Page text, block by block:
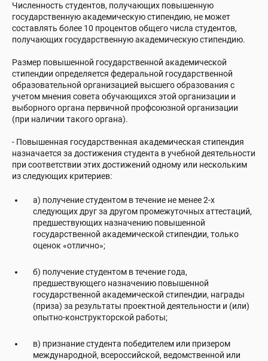
Численность студентов, получающих повышенную
государственную академическую стипендию, не может
составлять более 10 процентов общего числа студентов,
получающих государственную академическую стипендию.
Размер повышенной государственной академической
стипендии определяется федеральной государственной
образовательной организацией высшего образования с
учетом мнения совета обучающихся этой организации и
выборного органа первичной профсоюзной организации
(при наличии такого органа).
- Повышенная государственная академическая стипендия
назначается за достижения студента в учебной деятельности
при соответствии этих достижений одному или нескольким
из следующих критериев:
а) получение студентом в течение не менее 2-х
следующих друг за другом промежуточных аттестаций,
предшествующих назначению повышенной
государственной академической стипендии, только
оценок «отлично»;
б) получение студентом в течение года,
предшествующего назначению повышенной
государственной академической стипендии, награды
(приза) за результаты проектной деятельности и (или)
опытно-конструкторской работы;
в) признание студента победителем или призером
международной, всероссийской, ведомственной или